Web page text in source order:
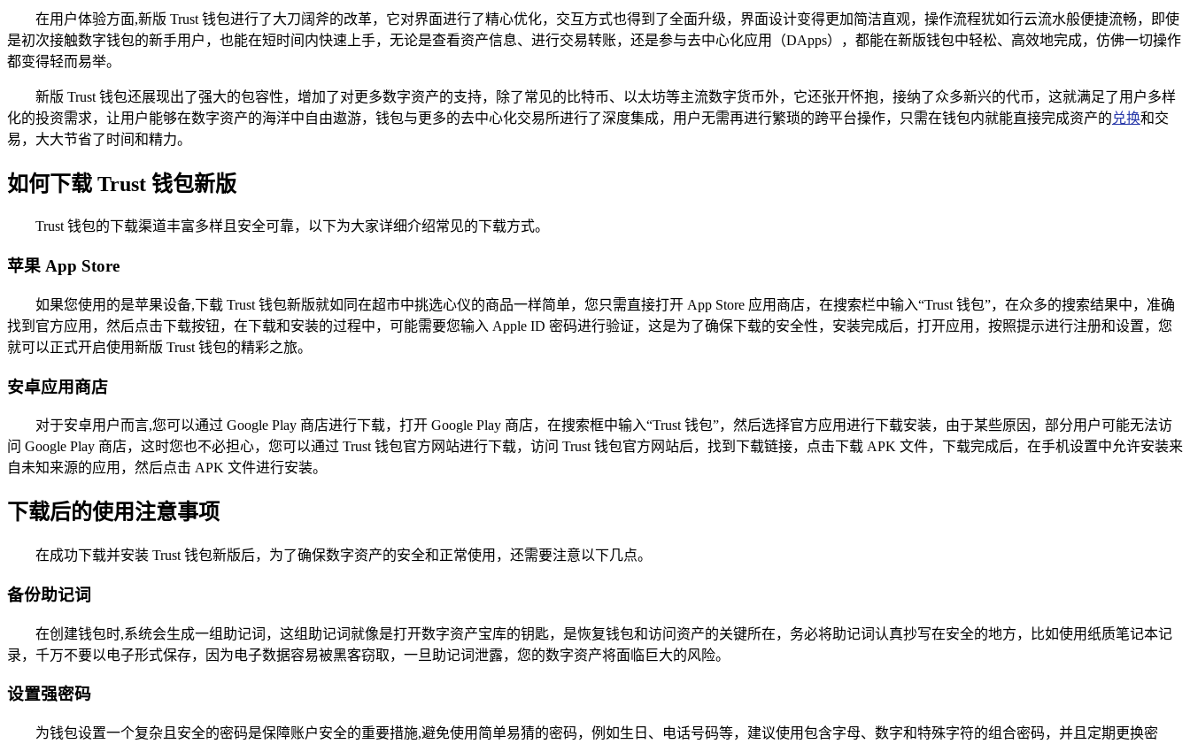
在用户体验方面,新版 Trust 钱包进行了大刀阔斧的改革，它对界面进行了精心优化，交互方式也得到了全面升级，界面设计变得更加简洁直观，操作流程犹如行云流水般便捷流畅，即使
是初次接触数字钱包的新手用户，也能在短时间内快速上手，无论是查看资产信息、进行交易转账，还是参与去中心化应用（DApps），都能在新版钱包中轻松、高效地完成，仿佛一切操作
都变得轻而易举。
新版 Trust 钱包还展现出了强大的包容性，增加了对更多数字资产的支持，除了常见的比特币、以太坊等主流数字货币外，它还张开怀抱，接纳了众多新兴的代币，这就满足了用户多样
化的投资需求，让用户能够在数字资产的海洋中自由遨游，钱包与更多的去中心化交易所进行了深度集成，用户无需再进行繁琐的跨平台操作，只需在钱包内就能直接完成资产的兑换和交
易，大大节省了时间和精力。
如何下载 Trust 钱包新版
Trust 钱包的下载渠道丰富多样且安全可靠，以下为大家详细介绍常见的下载方式。
苹果 App Store
如果您使用的是苹果设备,下载 Trust 钱包新版就如同在超市中挑选心仪的商品一样简单，您只需直接打开 App Store 应用商店，在搜索栏中输入“Trust 钱包”，在众多的搜索结果中，准确
找到官方应用，然后点击下载按钮，在下载和安装的过程中，可能需要您输入 Apple ID 密码进行验证，这是为了确保下载的安全性，安装完成后，打开应用，按照提示进行注册和设置，您
就可以正式开启使用新版 Trust 钱包的精彩之旅。
安卓应用商店
对于安卓用户而言,您可以通过 Google Play 商店进行下载，打开 Google Play 商店，在搜索框中输入“Trust 钱包”，然后选择官方应用进行下载安装，由于某些原因，部分用户可能无法访
问 Google Play 商店，这时您也不必担心，您可以通过 Trust 钱包官方网站进行下载，访问 Trust 钱包官方网站后，找到下载链接，点击下载 APK 文件，下载完成后，在手机设置中允许安装来
自未知来源的应用，然后点击 APK 文件进行安装。
下载后的使用注意事项
在成功下载并安装 Trust 钱包新版后，为了确保数字资产的安全和正常使用，还需要注意以下几点。
备份助记词
在创建钱包时,系统会生成一组助记词，这组助记词就像是打开数字资产宝库的钥匙，是恢复钱包和访问资产的关键所在，务必将助记词认真抄写在安全的地方，比如使用纸质笔记本记
录，千万不要以电子形式保存，因为电子数据容易被黑客窃取，一旦助记词泄露，您的数字资产将面临巨大的风险。
设置强密码
为钱包设置一个复杂且安全的密码是保障账户安全的重要措施,避免使用简单易猜的密码，例如生日、电话号码等，建议使用包含字母、数字和特殊字符的组合密码，并且定期更换密